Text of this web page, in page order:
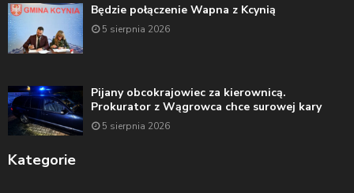
Będzie połączenie Wapna z Kcynią
5 sierpnia 2026
Pijany obcokrajowiec za kierownicą.
Prokurator z Wągrowca chce surowej kary
5 sierpnia 2026
Kategorie